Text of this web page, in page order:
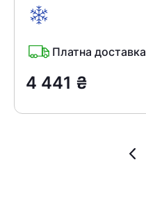
Платна доставка
4 441 ₴